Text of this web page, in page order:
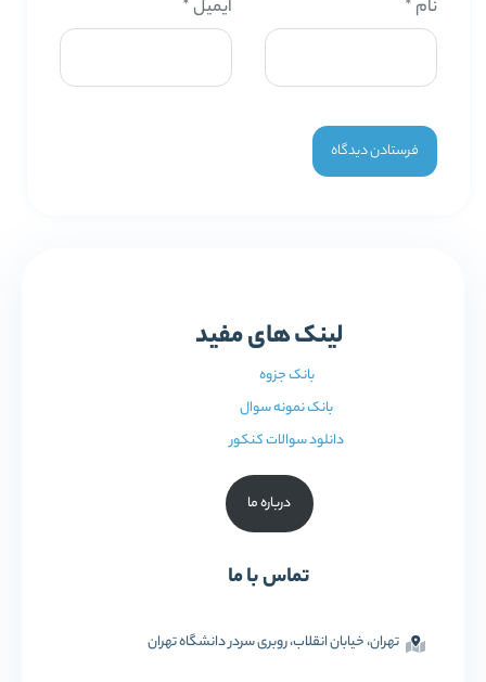
نام * ایمیل*
لینک های مفید
بانک جزوه
بانک نمونه سوال
دانلود سوالات کنکور
درباره ما
تماس با ما
تهران، خیابان انقلاب، روبری سردر دانشگاه تهران